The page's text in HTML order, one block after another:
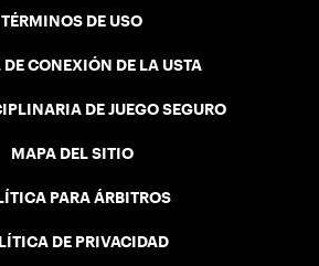
TÉRMINOS DE USO
DE CONEXIÓN DE LA USTA
DE JUEGO SEGURO
MAPA DEL SITIO
PARA ÁRBITROS
DE PRIVACIDAD